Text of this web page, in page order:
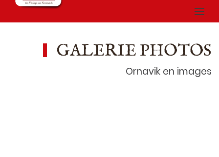
GALERIE PHOTOS
Ornavik en images